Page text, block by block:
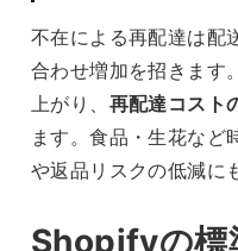
不在による再配達は配
合わせ増加を招きます
上がり、 再配達コスト
ます。食品・生花など
や返品リスクの低減に
Shopifyの標